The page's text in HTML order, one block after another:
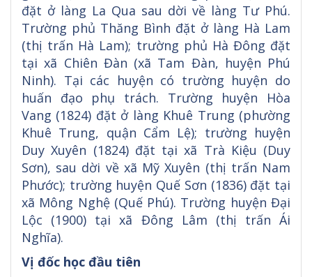
đặt ở làng La Qua sau dời về làng Tư Phú.
Trường phủ Thăng Bình đặt ở làng Hà Lam
(thị trấn Hà Lam); trường phủ Hà Đông đặt
tại xã Chiên Đàn (xã Tam Đàn, huyện Phú
Ninh). Tại các huyện có trường huyện do
huấn đạo phụ trách. Trường huyện Hòa
Vang (1824) đặt ở làng Khuê Trung (phường
Khuê Trung, quận Cẩm Lệ); trường huyện
Duy Xuyên (1824) đặt tại xã Trà Kiệu (Duy
Sơn), sau dời về xã Mỹ Xuyên (thị trấn Nam
Phước); trường huyện Quế Sơn (1836) đặt tại
xã Mông Nghệ (Quế Phú). Trường huyện Đại
Lộc (1900) tại xã Đông Lâm (thị trấn Ái
Nghĩa).
Vị đốc học đầu tiên